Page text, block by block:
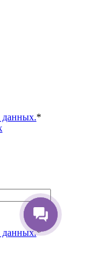
данных.*
данных.*